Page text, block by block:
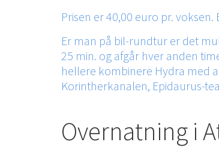
Prisen er 40,00 euro pr.
Er man på bil-rundtur er det
25 min. og afgår hver anden
hellere kombinere Hydra med
Korintherkanalen, Epidaurus-
Overnatning i